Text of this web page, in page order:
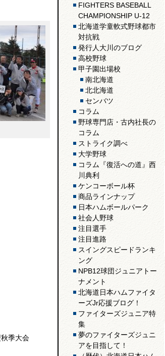
季大会
FIGHTERS BASEBALL
CHAMPIONSHIP U-12
北海道学童軟式野球都市
対抗戦
発行人大川のブログ
高校野球
甲子園出場校
南北海道
北北海道
センバツ
コラム
野球専門店・古内社長の
コラム
ストライク調べ
大学野球
コラム『復活への道』西
川典利
ケンコーボール杯
商品ラインナップ
日本ハムボールパーク
社会人野球
注目選手
注目進路
スイングスピードランキ
ング
NPB12球団ジュニアトー
ナメント
北海道日本ハムファイタ
ーズJr応援ブログ！
ファイターズジュニア特
集
夢のファイターズジュニ
アを目指して！